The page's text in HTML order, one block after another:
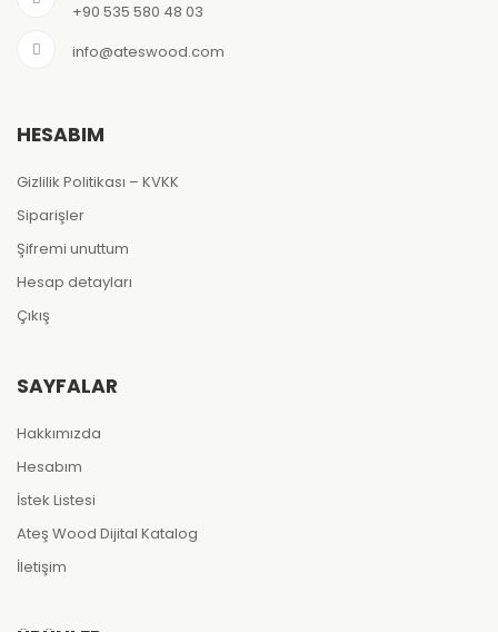
+90 535 580 48 03
info@ateswood.com
HESABIM
Gizlilik Politikası – KVKK
Siparişler
Şifremi unuttum
Hesap detayları
Çıkış
SAYFALAR
Hakkımızda
Hesabım
İstek Listesi
Ateş Wood Dijital Katalog
İletişim